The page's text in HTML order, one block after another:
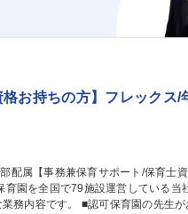
お持ちの方】フレックス/
がお休みや外部研修な